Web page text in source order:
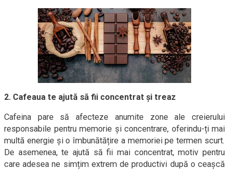
2. Cafeaua te ajută să fii concentrat și treaz
Cafeina pare să afecteze anumite zone ale creierului
responsabile pentru memorie și concentrare, oferindu-ți mai
multă energie și o îmbunătățire a memoriei pe termen scurt.
De asemenea, te ajută să fii mai concentrat, motiv pentru
care adesea ne simțim extrem de productivi după o ceașcă